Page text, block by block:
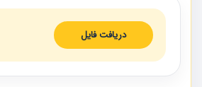
دریافت فایل